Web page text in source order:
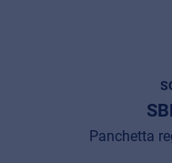
Panchetta